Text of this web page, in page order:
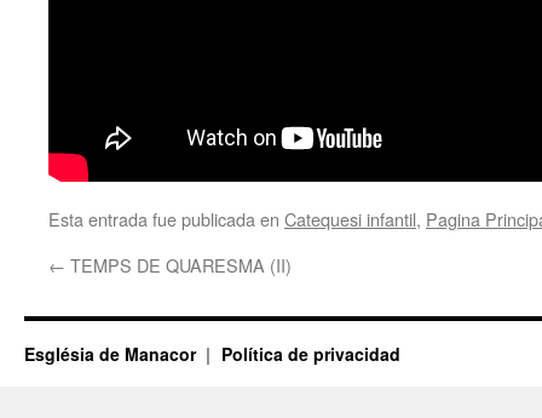
Esta entrada fue publicada en Catequesi infantil, Pagina
← TEMPS DE QUARESMA (II)
Església de Manacor Política de privacidad